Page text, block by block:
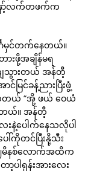
ော့်လက်တဖက်က
မှင်တက်နေတယ်။
းဖို့အချိန်မရ
သွားတယ် အန်တီ့
ြင်ခန့်ညားပြီးဖွံ့
တယ် “အို့ ဖယ် ဝေယံ
တယ်။ အန်တီ့
နဲ့ပေါက်နေသလိုပါ
ကိုတင်ပြီးနို့သီး
မိနစ်လောက်အထိက
ပါရုန်းအားလေး